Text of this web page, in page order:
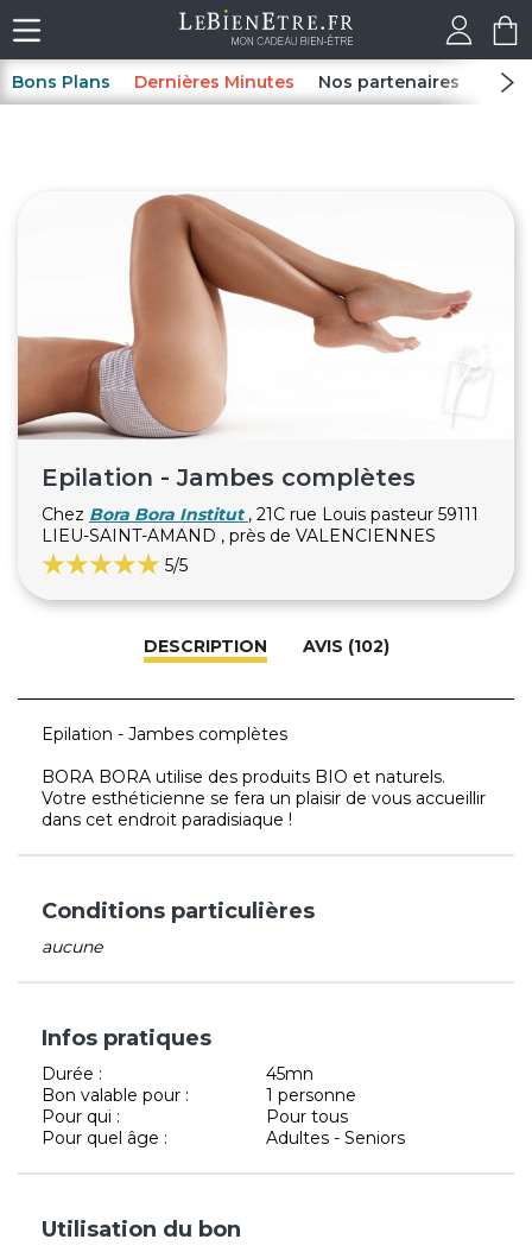
Bons Plans Dernières Minutes Nos partenaires Spas
Epilation - Jambes complètes
Chez Bora Bora Institut , 21C rue Louis pasteur 59111
LIEU-SAINT-AMAND , près de VALENCIENNES
5/5
DESCRIPTION AVIS (102)
Epilation - Jambes complètes
BORA BORA utilise des produits BIO et naturels.
Votre esthéticienne se fera un plaisir de vous accueillir
dans cet endroit paradisiaque !
Conditions particulières
aucune
Infos pratiques
Durée :
45mn
Bon valable pour :
1 personne
Pour qui :
Pour tous
Pour quel âge :
Adultes - Seniors
Utilisation du bon